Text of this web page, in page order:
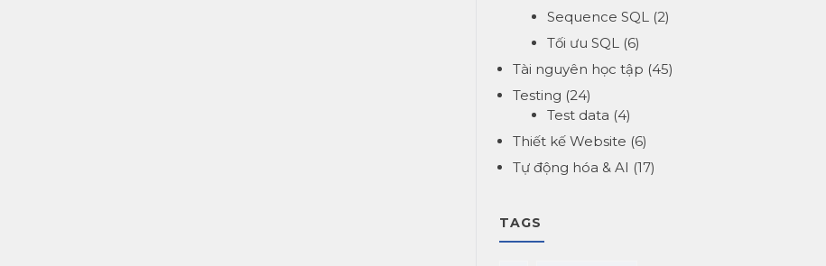
Sequence SQL(2)
Tối ưu SQL(6)
Tài nguyên học tập (45)
Testing (24)
Test data (4)
Thiết kế Website (6)
Tự động hóa & AI (17)
TAGS